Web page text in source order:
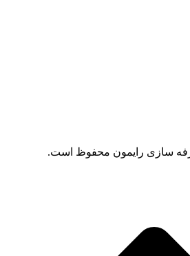
سازی رایمون محفوظ است.